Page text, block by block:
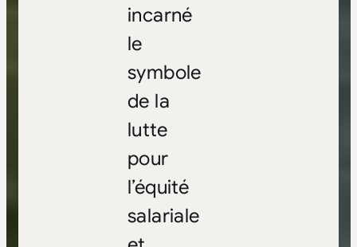
incarné
le
symbole
de la
lutte
pour
l’équité
salariale